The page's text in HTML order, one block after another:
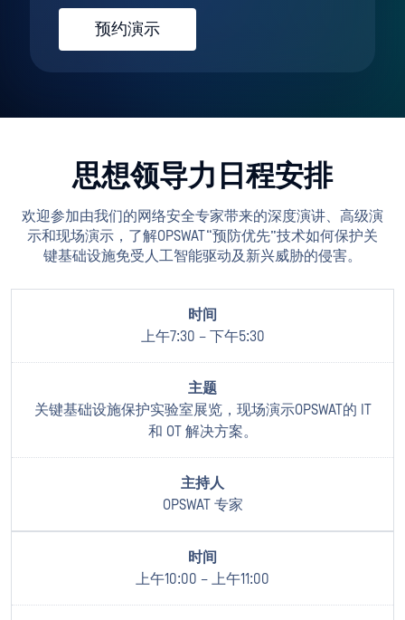
预约演示
思想领导力日程安排
欢迎参加由我们的网络安全专家带来的深度演讲、高级演
示和现场演示，了解OPSWAT“预防优先”技术如何保护关
键基础设施免受人工智能驱动及新兴威胁的侵害。
上午7:30 – 下午5:30
关键基础设施保护实验室展览，现场演示OPSWAT的 IT
和 OT 解决方案。
OPSWAT 专家
上午10:00 – 上午11:00